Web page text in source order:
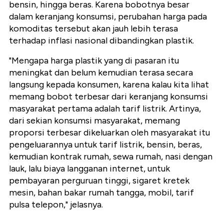
bensin, hingga beras. Karena bobotnya besar
dalam keranjang konsumsi, perubahan harga pada
komoditas tersebut akan jauh lebih terasa
terhadap inflasi nasional dibandingkan plastik.
"Mengapa harga plastik yang di pasaran itu
meningkat dan belum kemudian terasa secara
langsung kepada konsumen, karena kalau kita lihat
memang bobot terbesar dari keranjang konsumsi
masyarakat pertama adalah tarif listrik. Artinya,
dari sekian konsumsi masyarakat, memang
proporsi terbesar dikeluarkan oleh masyarakat itu
pengeluarannya untuk tarif listrik, bensin, beras,
kemudian kontrak rumah, sewa rumah, nasi dengan
lauk, lalu biaya langganan internet, untuk
pembayaran perguruan tinggi, sigaret kretek
mesin, bahan bakar rumah tangga, mobil, tarif
pulsa telepon," jelasnya.